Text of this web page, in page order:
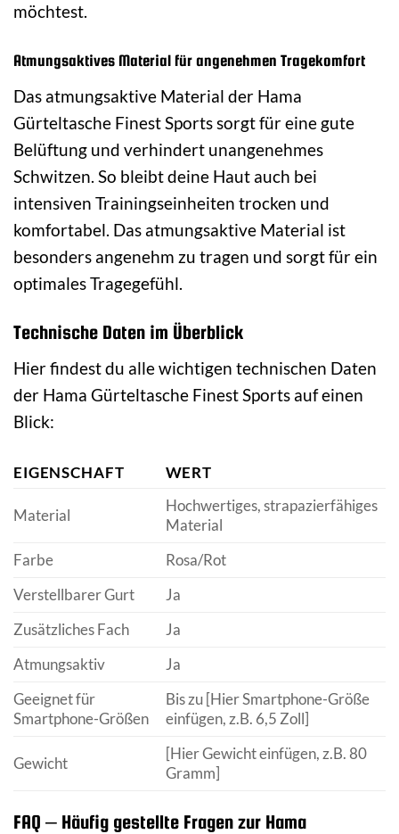
möchtest.
Atmungsaktives Material für angenehmen Tragekomfort
Das atmungsaktive Material der Hama
Gürteltasche Finest Sports sorgt für eine gute
Belüftung und verhindert unangenehmes
Schwitzen. So bleibt deine Haut auch bei
intensiven Trainingseinheiten trocken und
komfortabel. Das atmungsaktive Material ist
besonders angenehm zu tragen und sorgt für ein
optimales Tragegefühl.
Technische Daten im Überblick
Hier findest du alle wichtigen technischen Daten
der Hama Gürteltasche Finest Sports auf einen
Blick:
EIGENSCHAFT WERT
Material
Hochwertiges, strapazierfähiges
Material
Farbe
Rosa/Rot
Verstellbarer Gurt
Ja
Zusätzliches Fach
Ja
Atmungsaktiv
Ja
Geeignet für
Smartphone-Größen
Bis zu [Hier Smartphone-Größe
einfügen, z.B. 6,5 Zoll]
Gewicht
[Hier Gewicht einfügen, z.B. 80
Gramm]
FAQ – Häufig gestellte Fragen zur Hama